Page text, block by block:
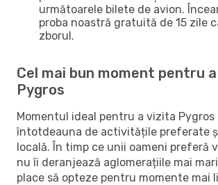
următoarele bilete de avion.
proba noastră gratuită de 15 zile
zborul.
Cel mai bun moment pentru
Pygros
Momentul ideal pentru a vizita Pygros
întotdeauna de activitățile preferate
locală. În timp ce unii oameni preferă
nu îi deranjează aglomerațiile mai
place să opteze pentru momente mai